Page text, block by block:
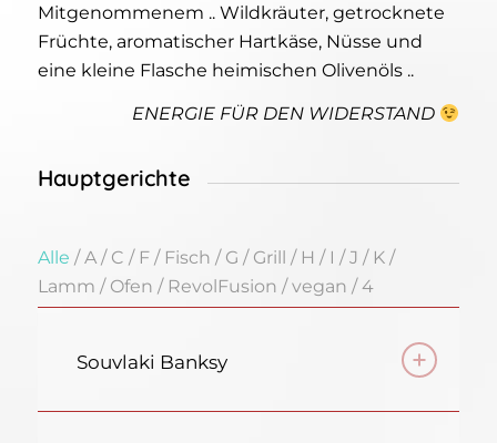
Mitgenommenem .. Wildkräuter, getrocknete
Früchte, aromatischer Hartkäse, Nüsse und
eine kleine Flasche heimischen Olivenöls ..
ENERGIE FÜR DEN WIDERSTAND
Hauptgerichte
Alle / A / C / F / Fisch / G / Grill / H / I / J / K /
Lamm / Ofen / RevolFusion / vegan / 4
Souvlaki Banksy